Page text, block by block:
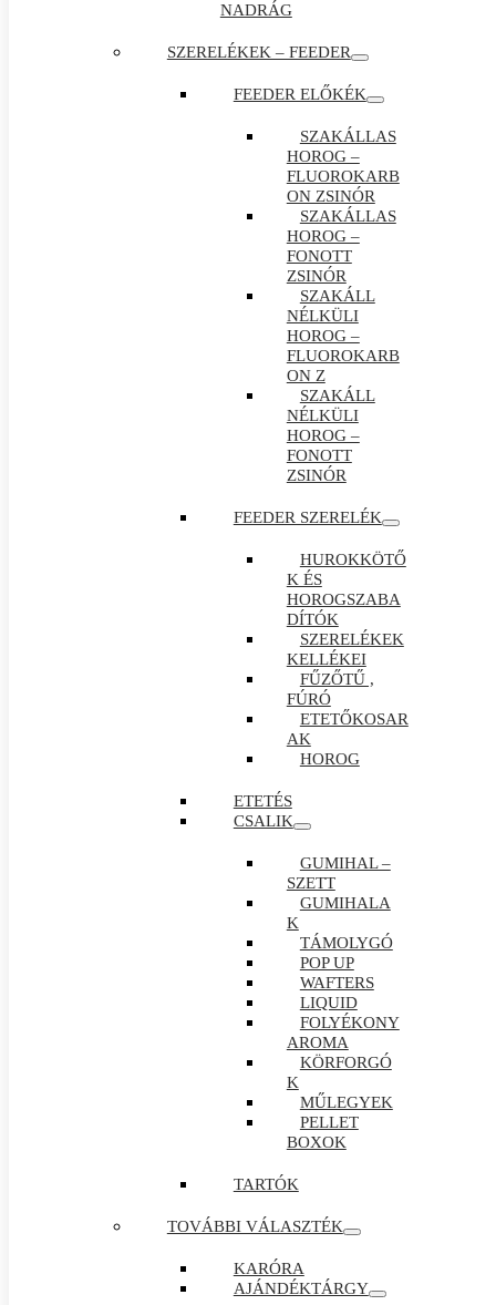
NADRÁG
SZERELÉKEK – FEEDER
FEEDER ELŐKÉK
SZAKÁLLAS
HOROG –
FLUOROKARB
ON ZSINÓR
SZAKÁLLAS
HOROG –
FONOTT
ZSINÓR
SZAKÁLL
NÉLKÜLI
HOROG –
FLUOROKARB
ON Z
SZAKÁLL
NÉLKÜLI
HOROG –
FONOTT
ZSINÓR
FEEDER SZERELÉK
HUROKKÖTŐ
K ÉS
HOROGSZABA
DÍTÓK
SZERELÉKEK
KELLÉKEI
FŰZŐTŰ ,
FÚRÓ
ETETŐKOSAR
AK
HOROG
ETETÉS
CSALIK
GUMIHAL –
SZETT
GUMIHALA
K
TÁMOLYGÓ
POP UP
WAFTERS
LIQUID
FOLYÉKONY
AROMA
KÖRFORGÓ
K
MŰLEGYEK
PELLET
BOXOK
TARTÓK
TOVÁBBI VÁLASZTÉK
KARÓRA
AJÁNDÉKTÁRGY